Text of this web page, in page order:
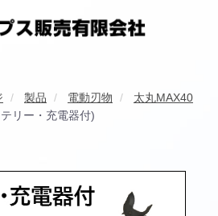
製品 電動刃物
太丸MAX40
リー・充電器付)